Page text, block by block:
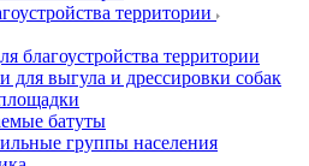
территории
благоустройства территории
для выгула и дрессировки собак
батуты
группы населения